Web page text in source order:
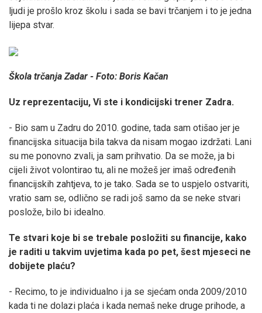
ljudi je prošlo kroz školu i sada se bavi trčanjem i to je jedna
lijepa stvar.
Škola trčanja Zadar - Foto: Boris Kačan
Uz reprezentaciju, Vi ste i kondicijski trener Zadra.
- Bio sam u Zadru do 2010. godine, tada sam otišao jer je
financijska situacija bila takva da nisam mogao izdržati. Lani
su me ponovno zvali, ja sam prihvatio. Da se može, ja bi
cijeli život volontirao tu, ali ne možeš jer imaš određenih
financijskih zahtjeva, to je tako. Sada se to uspjelo ostvariti,
vratio sam se, odlično se radi još samo da se neke stvari
poslože, bilo bi idealno.
Te stvari koje bi se trebale posložiti su financije, kako
je raditi u takvim uvjetima kada po pet, šest mjeseci ne
dobijete plaću?
- Recimo, to je individualno i ja se sjećam onda 2009/2010
kada ti ne dolazi plaća i kada nemaš neke druge prihode, a